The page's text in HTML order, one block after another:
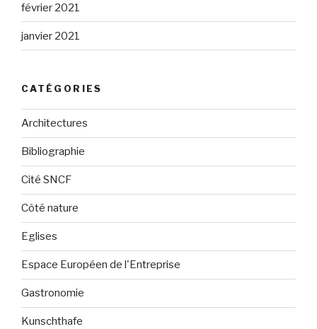
février 2021
janvier 2021
CATÉGORIES
Architectures
Bibliographie
Cité SNCF
Côté nature
Eglises
Espace Européen de l'Entreprise
Gastronomie
Kunschthafe